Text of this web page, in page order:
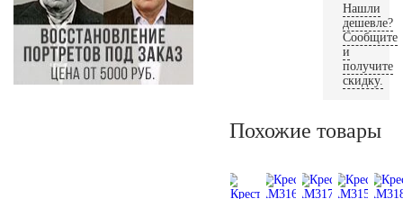
Нашли
дешевле?
Сообщите
и
получите
скидку.
Похожие товары